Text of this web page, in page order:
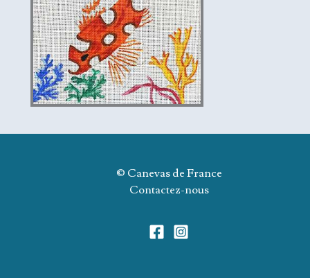
© Canevas de France
Contactez-nous